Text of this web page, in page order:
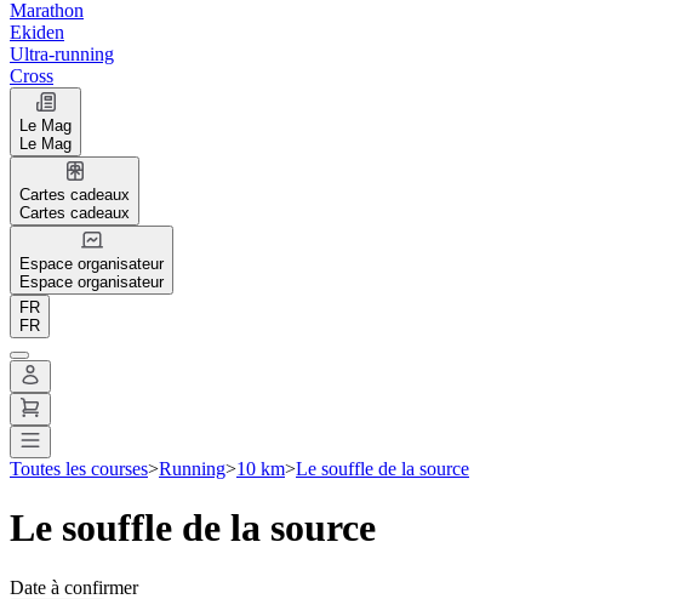
Marathon
Ekiden
Ultra-running
Cross
Le Mag
Le Mag
Cartes cadeaux
Cartes cadeaux
Espace organisateur
Espace organisateur
FR
FR
Toutes les courses>Running>10 km>Le souffle de la source
Le souffle de la source
Date à confirmer